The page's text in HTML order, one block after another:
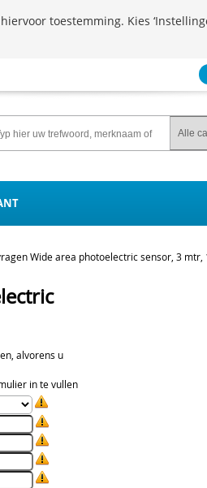
Wide area photoelectric sensor, 3 mtr,
alvorens u
in te vullen
toestemming. Kies